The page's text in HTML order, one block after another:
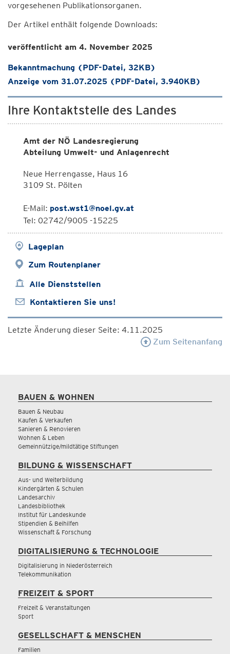
vorgesehenen Publikationsorganen.
Der Artikel enthält folgende Downloads:
veröffentlicht am 4. November 2025
Bekanntmachung (PDF-Datei, 32KB)
Anzeige vom 31.07.2025 (PDF-Datei, 3.940KB)
Ihre Kontaktstelle des Landes
Amt der NÖ Landesregierung
Abteilung Umwelt- und Anlagenrecht
Neue Herrengasse, Haus 16
3109 St. Pölten
E-Mail: post.wst1@noel.gv.at
Tel: 02742/9005 -15225
Lageplan
Zum Routenplaner
Alle Dienststellen
Kontaktieren Sie uns!
Letzte Änderung dieser Seite: 4.11.2025
Zum Seitenanfang
BAUEN & WOHNEN
Bauen & Neubau
Kaufen & Verkaufen
Sanieren & Renovieren
Wohnen & Leben
Gemeinnützige/mildtätige Stiftungen
BILDUNG & WISSENSCHAFT
Aus- und Weiterbildung
Kindergärten & Schulen
Landesarchiv
Landesbibliothek
Institut für Landeskunde
Stipendien & Beihilfen
Wissenschaft & Forschung
DIGITALISIERUNG & TECHNOLOGIE
Digitalisierung in Niederösterreich
Telekommunikation
FREIZEIT & SPORT
Freizeit & Veranstaltungen
Sport
GESELLSCHAFT & MENSCHEN
Familien